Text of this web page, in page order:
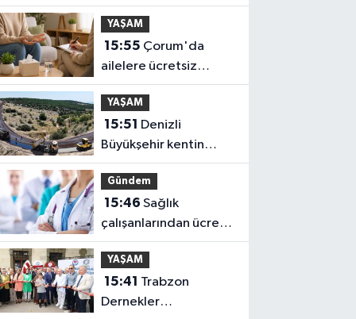
sportif yatırım
YAŞAM
15:55
ailelere ücretsiz
danışmanlık desteği
YAŞAM
15:51
Büyükşehir kentin
ulaşım ağını
güçlendiriyor
Gündem
15:46 Sağlık
çalışanlarından ücret
ve emeklilik reformu
çağrısı
YAŞAM
15:41
Dernekler